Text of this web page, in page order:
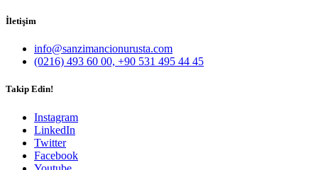
İletişim
info@sanzimancionurusta.com
(0216) 493 60 00, +90 531 495 44 45
Takip Edin!
Instagram
LinkedIn
Twitter
Facebook